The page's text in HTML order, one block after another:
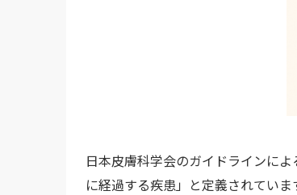
日本皮膚科学会のガイドラインに
に経過する疾患」と定義されてい